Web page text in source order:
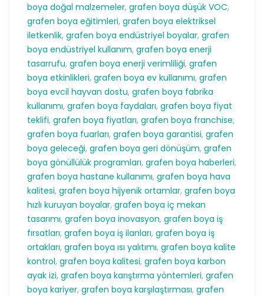
boya doğal malzemeler, grafen boya düşük VOC,
grafen boya eğitimleri, grafen boya elektriksel
iletkenlik, grafen boya endüstriyel boyalar, grafen
boya endüstriyel kullanım, grafen boya enerji
tasarrufu, grafen boya enerji verimliliği, grafen
boya etkinlikleri, grafen boya ev kullanımı, grafen
boya evcil hayvan dostu, grafen boya fabrika
kullanımı, grafen boya faydaları, grafen boya fiyat
teklifi, grafen boya fiyatları, grafen boya franchise,
grafen boya fuarları, grafen boya garantisi, grafen
boya geleceği, grafen boya geri dönüşüm, grafen
boya gönüllülük programları, grafen boya haberleri,
grafen boya hastane kullanımı, grafen boya hava
kalitesi, grafen boya hijyenik ortamlar, grafen boya
hızlı kuruyan boyalar, grafen boya iç mekan
tasarımı, grafen boya inovasyon, grafen boya iş
fırsatları, grafen boya iş ilanları, grafen boya iş
ortakları, grafen boya ısı yalıtımı, grafen boya kalite
kontrol, grafen boya kalitesi, grafen boya karbon
ayak izi, grafen boya karıştırma yöntemleri, grafen
boya kariyer, grafen boya karşılaştırması, grafen